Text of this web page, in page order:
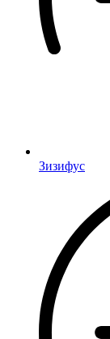
Зизифус